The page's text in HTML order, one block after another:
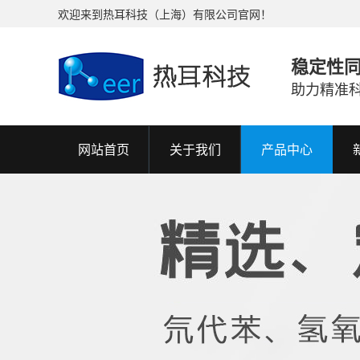
欢迎来到热耳科技（上海）有限公司官网！
稳定性
助力精准
网站首页 关于我们 产品中心